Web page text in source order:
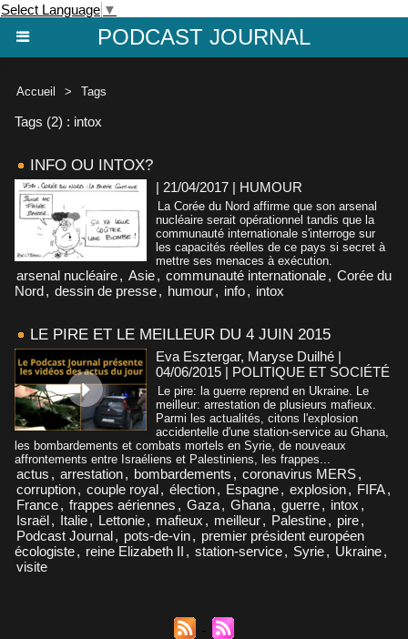
Select Language ▼
PODCAST JOURNAL
Accueil > Tags
Tags (2) : intox
INFO OU INTOX?
| 21/04/2017 | HUMOUR
La Corée du Nord affirme que son arsenal
nucléaire serait opérationnel tandis que la
communauté internationale s'interroge sur
les capacités réelles de ce pays si secret à
mettre ses menaces à exécution.
arsenal nucléaire, Asie, communauté internationale, Corée du
Nord, dessin de presse, humour, info, intox
LE PIRE ET LE MEILLEUR DU 4 JUIN 2015
Eva Esztergar, Maryse Duilhé |
04/06/2015 | POLITIQUE ET SOCIÉTÉ
Le pire: la guerre reprend en Ukraine. Le
meilleur: arrestation de plusieurs mafieux.
Parmi les actualités, citons l'explosion
accidentelle d'une station-service au Ghana,
les bombardements et combats mortels en Syrie, de nouveaux
affrontements entre Israéliens et Palestiniens, les frappes...
actus , arrestation, bombardements , coronavirus MERS,
corruption, couple royal, élection, Espagne, explosion, FIFA,
France, frappes aériennes , Gaza, Ghana, guerre, intox ,
Israël, Italie, Lettonie, mafieux , meilleur, Palestine, pire,
Podcast Journal, pots-de-vin, premier président européen
écologiste, reine Elizabeth II , station-service, Syrie, Ukraine,
visite